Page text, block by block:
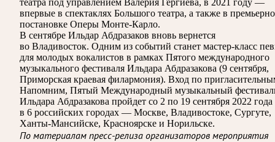
впервые в спектаклях Большого театра, а также в
постановке Оперы Монте-Карло.
В сентябре Ильдар Абдразаков вновь вернется
во Владивосток. Одним из событий станет мастер-класс
для молодых вокалистов в рамках Пятого международного
музыкального фестиваля Ильдара Абдразакова (9 сентября,
Приморская краевая филармония). Вход по
Напомним, Пятый Международный музыкальный
Ильдара Абдразакова пройдет со 2 по 19 сентября 2022 года
в 6 российских городах — Москве, Владивостоке, Сургуте,
Ханты-Мансийске, Красноярске и Норильске.
По материалам пресс-релиза организаторов мероприятия